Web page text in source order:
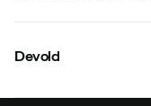
Devold